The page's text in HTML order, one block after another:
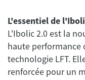
L'essentiel de
L'Ibolic 2.0 est la
haute performance
technologie LFT.
renforcée pour un